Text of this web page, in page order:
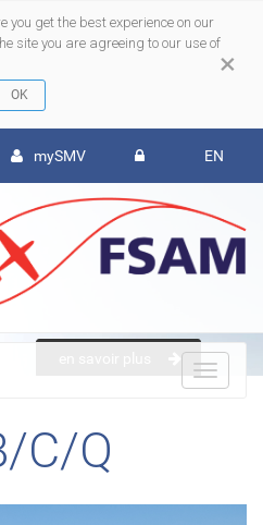
×
you get the best experience on our
site you are agreeing to our use of
mySMV EN
C/Q